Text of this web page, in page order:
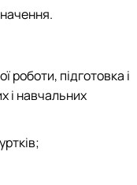
роботи, підготовка і
і навчальних